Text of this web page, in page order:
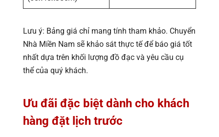
Lưu ý: Bảng giá chỉ mang tính tham khảo. Chuyển
Nhà Miền Nam sẽ khảo sát thực tế để báo giá tốt
nhất dựa trên khối lượng đồ đạc và yêu cầu cụ
thể của quý khách.
Ưu đãi đặc biệt dành cho khách
hàng đặt lịch trước